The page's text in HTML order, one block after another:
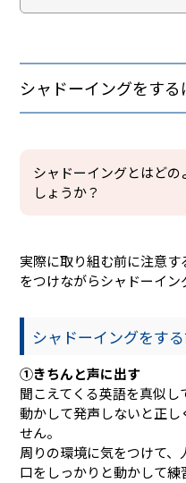
シャドーイングをする
シャドーイングとはど
しょうか？
実際に取り組む前に注意
をつけながらシャドーイン
シャドーイングをす
①きちんと声に出す
聞こえてくる英語を真似
動かして発声しないと正
せん。
周りの環境に気をつけて
口をしっかりと動かして練